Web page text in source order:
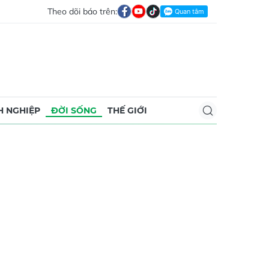
Theo dõi báo trên:
NGHIỆP ĐỜI SỐNG THẾ GIỚI